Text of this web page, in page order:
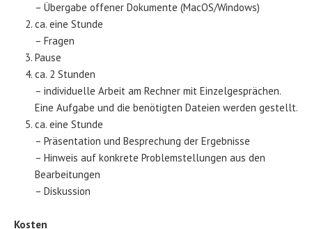
– Übergabe offener Dokumente (MacOS/Windows)
ca. eine Stunde
– Fragen
Pause
ca. 2 Stunden
– individuelle Arbeit am Rechner mit Einzelgesprächen.
Eine Aufgabe und die benötigten Dateien werden gestellt.
ca. eine Stunde
– Präsentation und Besprechung der Ergebnisse
– Hinweis auf konkrete Problemstellungen aus den
Bearbeitungen
– Diskussion
Kosten